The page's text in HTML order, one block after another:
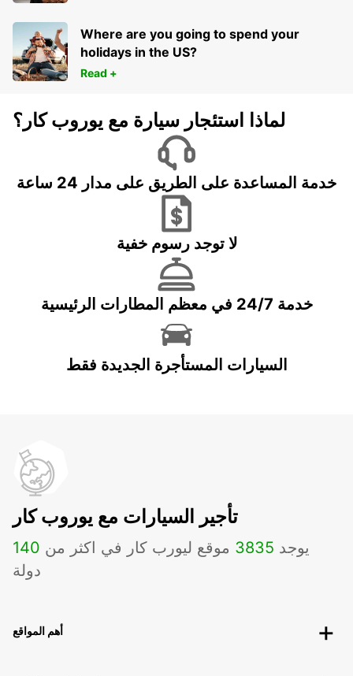
Where are you going to spend your
holidays in the US?
Read +
لماذا استئجار سيارة مع يوروب كار؟
خدمة المساعدة على الطريق على مدار 24 ساعة
لا توجد رسوم خفية
خدمة 24/7 في معظم المطارات الرئيسية
السيارات المستأجرة الجديدة فقط
تأجير السيارات مع يوروب كار
يوجد 3835 موقع ليورب كار في اكثر من 140
دولة
أهم المواقع